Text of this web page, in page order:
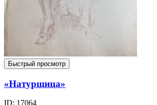
Быстрый просмотр
«Натурщица»
ID: 17064